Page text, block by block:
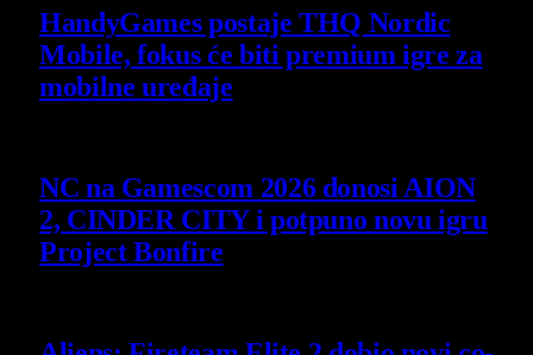
HandyGames postaje THQ Nordic
Mobile, fokus će biti premium igre za
mobilne uređaje
NC na Gamescom 2026 donosi AION
2, CINDER CITY i potpuno novu igru
Project Bonfire